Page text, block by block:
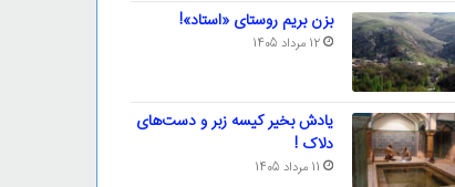
بزن بریم روستای «استاد»!
12 مرداد 1405
یادش بخیر کیسه‌ زبر و دست‌های
دلاک !
11 مرداد 1405